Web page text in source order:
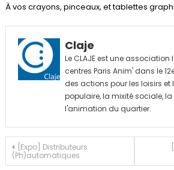
À vos crayons, pinceaux, et tablettes
Claje
Le CLAJE est une association
centres Paris Anim' dans le
des actions pour les loisirs et
populaire, la mixité sociale, la
l'animation du quartier.
Navigation
[Expo] Distributeurs
(Ph)automatiques